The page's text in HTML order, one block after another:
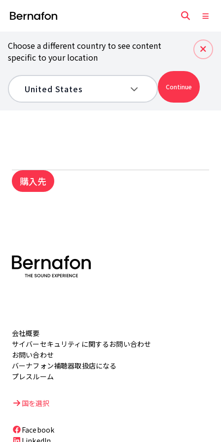
Choose a different country to see content
specific to your location
Continue
購入先
会社概要
サイバーセキュリティに関するお問い合わせ
お問い合わせ
バーナフォン補聴器取扱店になる
プレスルーム
国を選択
Facebook